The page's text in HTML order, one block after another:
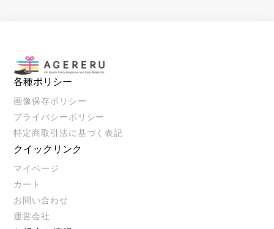
各種ポリシー
画像保存ポリシー
プライバシーポリシー
特定商取引法に基づく表記
クイックリンク
マイページ
カート
お問い合わせ
運営会社